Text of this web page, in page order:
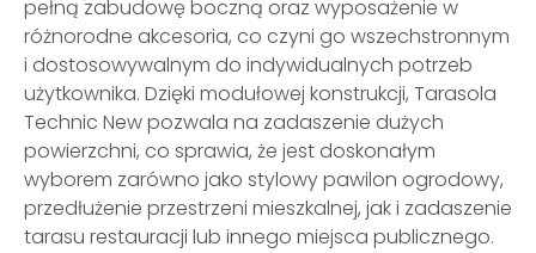
pełną zabudowę boczną oraz wyposażenie w
różnorodne akcesoria, co czyni go wszechstronnym
i dostosowywalnym do indywidualnych potrzeb
użytkownika. Dzięki modułowej konstrukcji, Tarasola
Technic New pozwala na zadaszenie dużych
powierzchni, co sprawia, że jest doskonałym
wyborem zarówno jako stylowy pawilon ogrodowy,
przedłużenie przestrzeni mieszkalnej, jak i zadaszenie
tarasu restauracji lub innego miejsca publicznego.